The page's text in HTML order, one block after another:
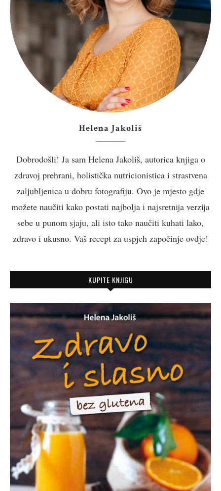
Helena Jakoliš
Dobrodošli! Ja sam Helena Jakoliš, autorica knjiga o
zdravoj prehrani, holistička nutricionistica i strastvena
zaljubljenica u dobru fotografiju. Ovo je mjesto gdje
možete naučiti kako postati najbolja i najsretnija verzija
sebe u punom sjaju, ali isto tako naučiti kuhati lako,
zdravo i ukusno. Vaš recept za uspjeh započinje ovdje!
KUPITE KNJIGU